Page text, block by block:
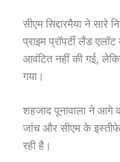
सीएम सिद्दारमैया ने
प्राइम प्रॉपर्टी लैंड
आवंटित नहीं की गई,
गया।
शहजाद पूनावाला ने आगे
जांच और सीएम के इस्तीफे
रही है।